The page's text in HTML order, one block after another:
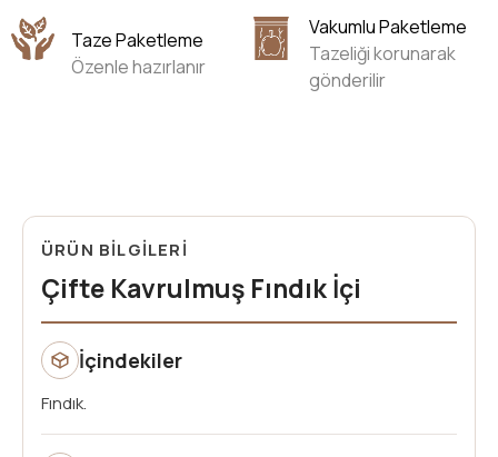
Taze Paketleme
Özenle hazırlanır
Vakumlu Paketleme
Tazeliği korunarak
gönderilir
ÜRÜN BİLGİLERİ
Çifte Kavrulmuş Fındık İçi
İçindekiler
Fındık.